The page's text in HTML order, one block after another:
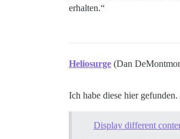
erhalten.“
Heliosurge (Dan
Ich habe diese hier
Display different